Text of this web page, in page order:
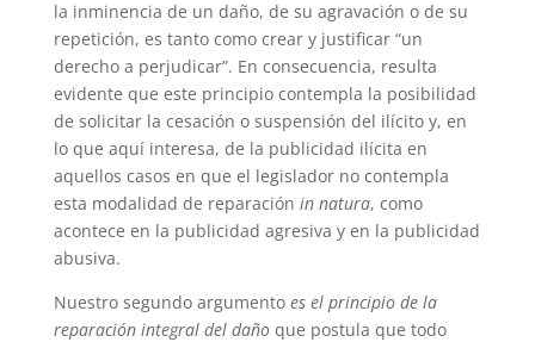
la inminencia de un daño, de su agravación o de su
repetición, es tanto como crear y justificar “un
derecho a perjudicar”. En consecuencia, resulta
evidente que este principio contempla la posibilidad
de solicitar la cesación o suspensión del ilícito y, en
lo que aquí interesa, de la publicidad ilícita en
aquellos casos en que el legislador no contempla
esta modalidad de reparación in natura, como
acontece en la publicidad agresiva y en la publicidad
abusiva.
Nuestro segundo argumento es el principio de la
reparación integral del dañoque postula que todo